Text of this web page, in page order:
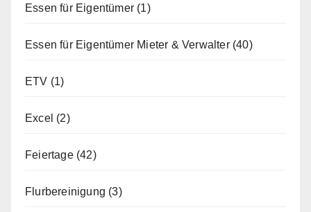
Essen für Eigentümer (1)
Essen für Eigentümer Mieter & Verwalter(40)
ETV (1)
Excel (2)
Feiertage(42)
Flurbereinigung (3)